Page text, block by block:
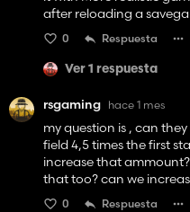
after reloading a
0 Respuesta
Ver 1 respuesta
rsgaming hace 1 mes
my question is , can
field 4,5 times the first
increase that
that too? can we
0 Respuesta